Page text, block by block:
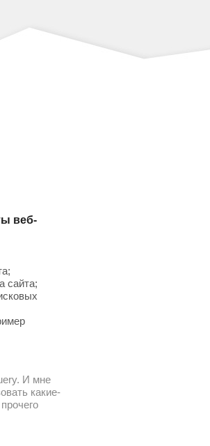
веб-
сайта;
И мне
какие-